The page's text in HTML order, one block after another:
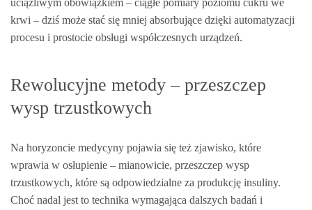
uciążliwym obowiązkiem – ciągłe pomiary poziomu cukru we
krwi – dziś może stać się mniej absorbujące dzięki automatyzacji
procesu i prostocie obsługi współczesnych urządzeń.
Rewolucyjne metody – przeszczep
wysp trzustkowych
Na horyzoncie medycyny pojawia się też zjawisko, które
wprawia w osłupienie – mianowicie, przeszczep wysp
trzustkowych, które są odpowiedzialne za produkcję insuliny.
Choć nadal jest to technika wymagająca dalszych badań i